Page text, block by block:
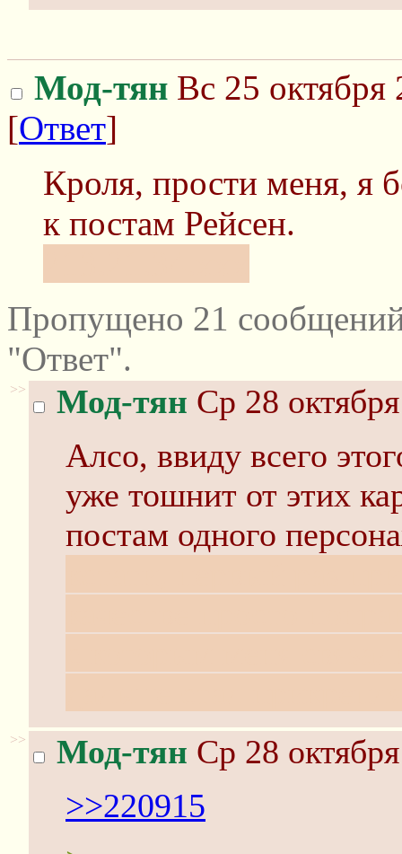
Мод-тян Вс 25
[Ответ]
Кроля, прости меня, я
к постам Рейсен.
Пропущено 21
"Ответ".
>> Мод-тян Ср 28
Алсо, ввиду всего
уже тошнит от этих
постам одного
>> Мод-тян Ср 28
>>220915